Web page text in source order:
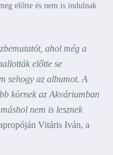
előtte és nem is indulnak
ahol még a
előtte se
sehogy az albumot. A
körnek az Akváriumban
nem is lesznek
Vitáris Iván, a